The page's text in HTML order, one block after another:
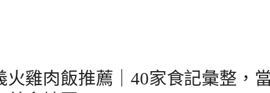
火雞肉飯推薦｜40家食記彙整，